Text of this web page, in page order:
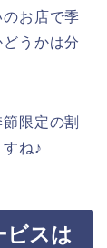
お店で季
うかは分
限定の割
ね♪
ビスは